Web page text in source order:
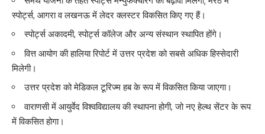
स्पोर्ट्स, आगरा व लखनऊ में लेदर क्लस्टर विकसित किए गए हैं।
स्पोर्ट्स अकादमी, स्पोर्ट्स कॉलेज और अन्य संस्थान स्थापित होंगे।
वित्त आयोग की हालिया रिपोर्ट में उत्तर प्रदेश को सबसे अधिक हिस्सेदारी
मिलेगी।
उत्तर प्रदेश को मेडिकल टूरिज्म हब के रूप में विकसित किया जाएगा।
वाराणसी में आयुर्वेद विश्वविद्यालय की स्थापना होगी, जो नए हेल्थ सेंटर के रूप
में विकसित होगा।